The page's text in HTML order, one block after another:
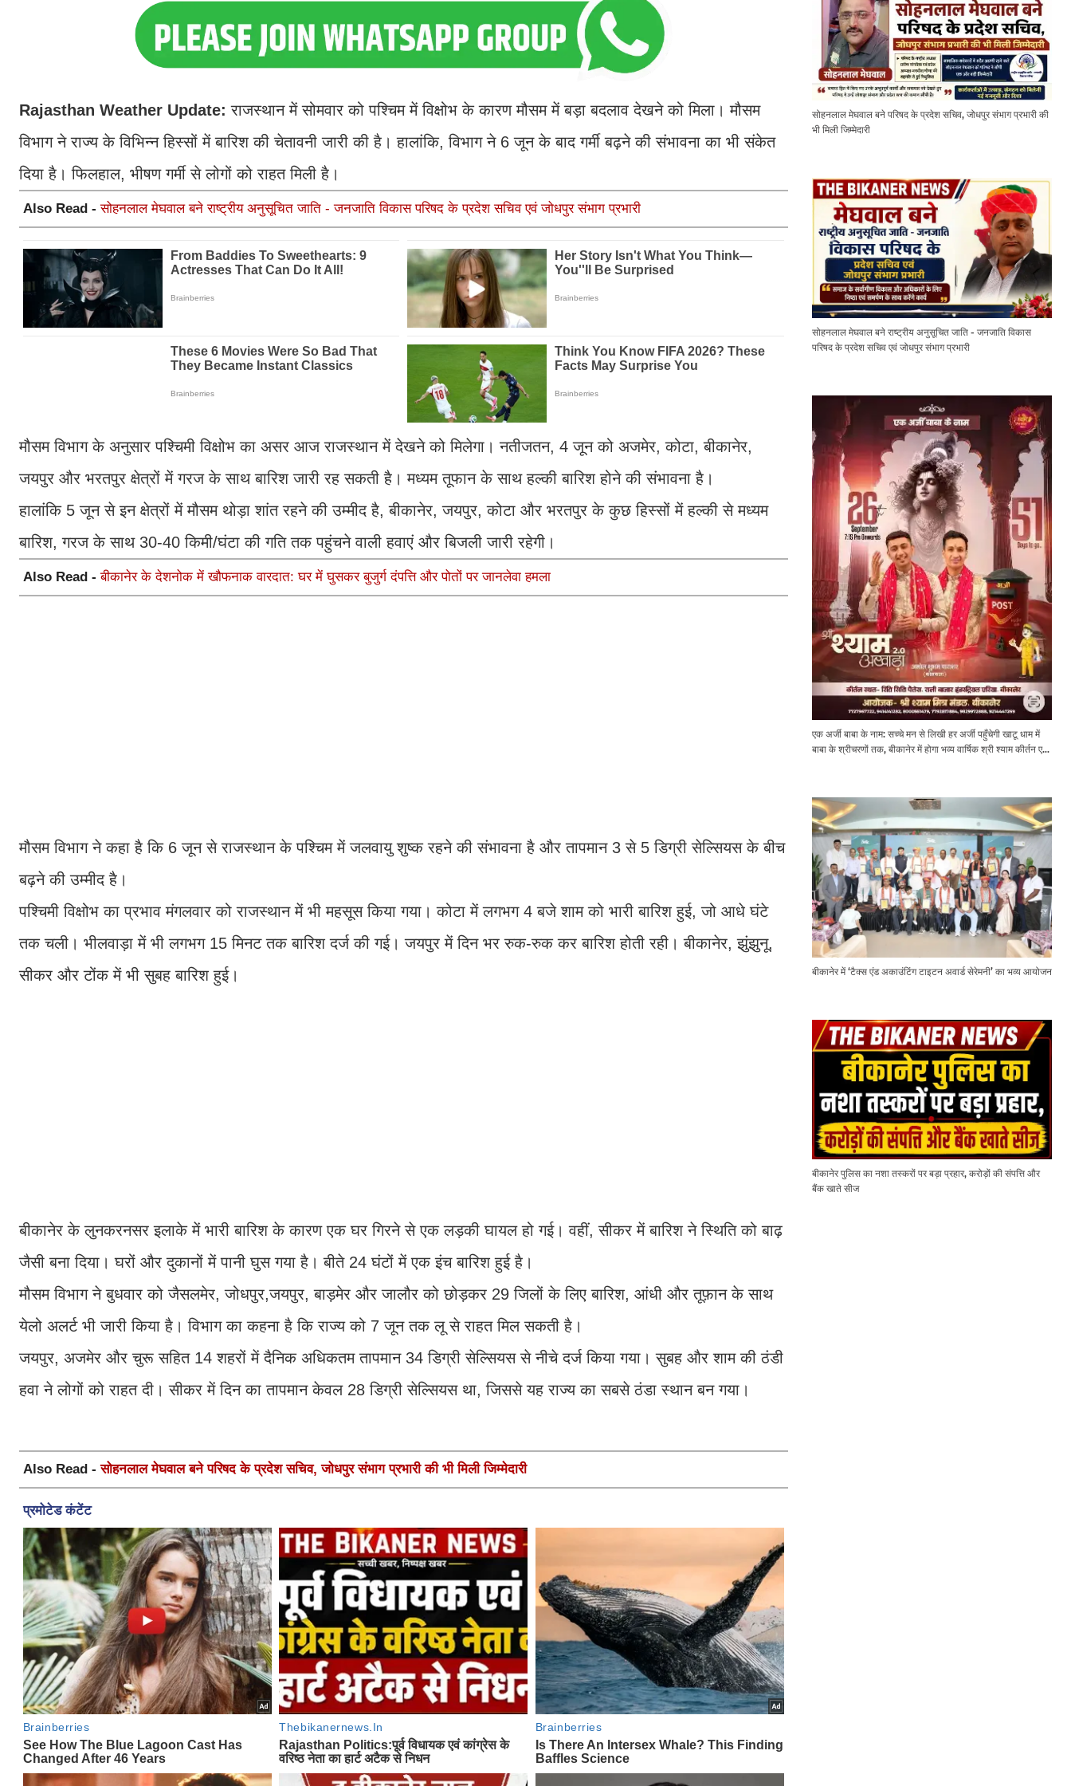
Rajasthan Weather Update:राजस्थान में सोमवार को पश्चिम में विक्षोभ के कारण मौसम में बड़ा बदलाव देखने को मिला। मौसम
विभाग ने राज्य के विभिन्न हिस्सों में बारिश की चेतावनी जारी की है। हालांकि, विभाग ने 6 जून के बाद गर्मी बढ़ने की संभावना का भी संकेत
दिया है। फिलहाल, भीषण गर्मी से लोगों को राहत मिली है।
Also Read -सोहनलाल मेघवाल बने राष्ट्रीय अनुसूचित जाति - जनजाति विकास परिषद के प्रदेश सचिव एवं जोधपुर संभाग प्रभारी
मौसम विभाग के अनुसार पश्चिमी विक्षोभ का असर आज राजस्थान में देखने को मिलेगा। नतीजतन, 4 जून को अजमेर, कोटा, बीकानेर,
जयपुर और भरतपुर क्षेत्रों में गरज के साथ बारिश जारी रह सकती है। मध्यम तूफान के साथ हल्की बारिश होने की संभावना है।
हालांकि 5 जून से इन क्षेत्रों में मौसम थोड़ा शांत रहने की उम्मीद है, बीकानेर, जयपुर, कोटा और भरतपुर के कुछ हिस्सों में हल्की से मध्यम
बारिश, गरज के साथ 30-40 किमी/घंटा की गति तक पहुंचने वाली हवाएं और बिजली जारी रहेगी।
Also Read -बीकानेर के देशनोक में खौफनाक वारदात: घर में घुसकर बुजुर्ग दंपत्ति और पोतों पर जानलेवा हमला
मौसम विभाग ने कहा है कि 6 जून से राजस्थान के पश्चिम में जलवायु शुष्क रहने की संभावना है और तापमान 3 से 5 डिग्री सेल्सियस के बीच
बढ़ने की उम्मीद है।
पश्चिमी विक्षोभ का प्रभाव मंगलवार को राजस्थान में भी महसूस किया गया। कोटा में लगभग 4 बजे शाम को भारी बारिश हुई, जो आधे घंटे
तक चली। भीलवाड़ा में भी लगभग 15 मिनट तक बारिश दर्ज की गई। जयपुर में दिन भर रुक-रुक कर बारिश होती रही। बीकानेर, झुंझुनू,
सीकर और टोंक में भी सुबह बारिश हुई।
बीकानेर के लुनकरनसर इलाके में भारी बारिश के कारण एक घर गिरने से एक लड़की घायल हो गई। वहीं, सीकर में बारिश ने स्थिति को बाढ़
जैसी बना दिया। घरों और दुकानों में पानी घुस गया है। बीते 24 घंटों में एक इंच बारिश हुई है।
मौसम विभाग ने बुधवार को जैसलमेर, जोधपुर,जयपुर, बाड़मेर और जालौर को छोड़कर 29 जिलों के लिए बारिश, आंधी और तूफ़ान के साथ
येलो अलर्ट भी जारी किया है। विभाग का कहना है कि राज्य को 7 जून तक लू से राहत मिल सकती है।
जयपुर, अजमेर और चुरू सहित 14 शहरों में दैनिक अधिकतम तापमान 34 डिग्री सेल्सियस से नीचे दर्ज किया गया। सुबह और शाम की ठंडी
हवा ने लोगों को राहत दी। सीकर में दिन का तापमान केवल 28 डिग्री सेल्सियस था, जिससे यह राज्य का सबसे ठंडा स्थान बन गया।
Also Read -सोहनलाल मेघवाल बने परिषद के प्रदेश सचिव, जोधपुर संभाग प्रभारी की भी मिली जिम्मेदारी
सोहनलाल मेघवाल बने परिषद के प्रदेश सचिव, जोधपुर संभाग प्रभारी की
भी मिली जिम्मेदारी
सोहनलाल मेघवाल बने राष्ट्रीय अनुसूचित जाति - जनजाति विकास
परिषद के प्रदेश सचिव एवं जोधपुर संभाग प्रभारी
एक अर्जी बाबा के नाम: सच्चे मन से लिखी हर अर्जी पहुँचेगी खाटू धाम में
बाबा के श्रीचरणों तक, बीकानेर में होगा भव्य वार्षिक श्री श्याम कीर्तन एवं
बीकानेर में ‘टैक्स एंड अकाउंटिंग टाइटन अवार्ड सेरेमनी’ का भव्य आयोजन
बीकानेर पुलिस का नशा तस्करों पर बड़ा प्रहार, करोड़ों की संपत्ति और
बैंक खाते सीज